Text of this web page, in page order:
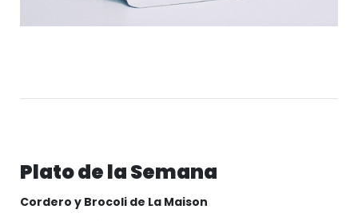
Plato de la Semana
Cordero y Brocoli de La Maison